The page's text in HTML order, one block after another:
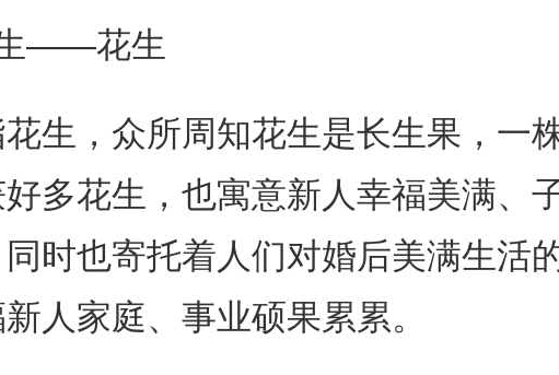
——花生
生，众所周知花生是长生果，一
多花生，也寓意新人幸福美满、
时也寄托着人们对婚后美满生活
人家庭、事业硕果累累。